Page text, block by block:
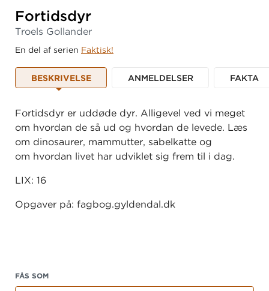
Fortidsdyr
Troels Gollander
En del af serien Faktisk!
BESKRIVELSE ANMELDELSER FAKTA
Fortidsdyr er uddøde dyr. Alligevel ved vi meget
om hvordan de så ud og hvordan de levede. Læs
om dinosaurer, mammutter, sabelkatte og
om hvordan livet har udviklet sig frem til i dag.
LIX: 16
Opgaver på: fagbog.gyldendal.dk
FÅS SOM